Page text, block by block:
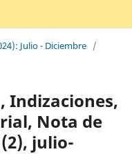
Julio - Diciembre /
Indizaciones,
Nota de
julio-